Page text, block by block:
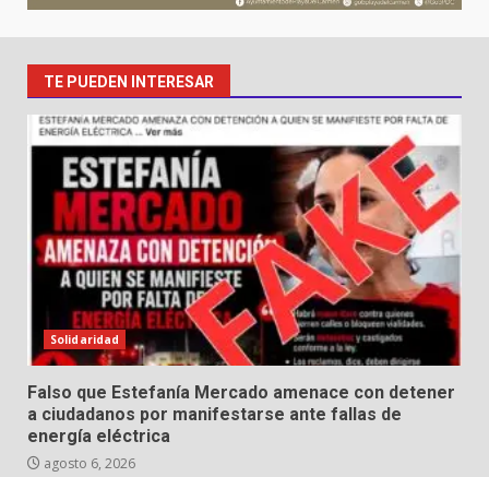
TE PUEDEN INTERESAR
Solidaridad
Falso que Estefanía Mercado amenace con detener
a ciudadanos por manifestarse ante fallas de
energía eléctrica
agosto 6, 2026